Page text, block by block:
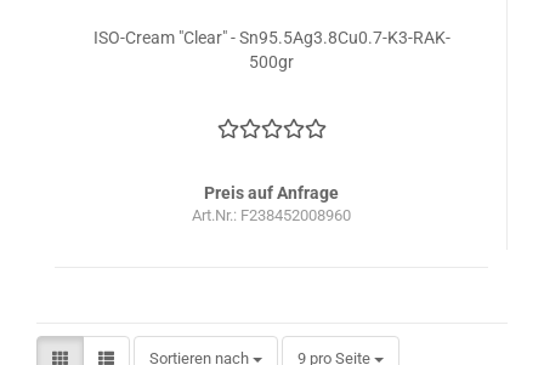
ISO-Cream "Clear" - Sn95.5Ag3.8Cu0.7-K3-RAK-
500gr
Preis auf Anfrage
Art.Nr.: F238452008960
Sortieren nach
Sortieren nach 9 pro Seite
pro Seite